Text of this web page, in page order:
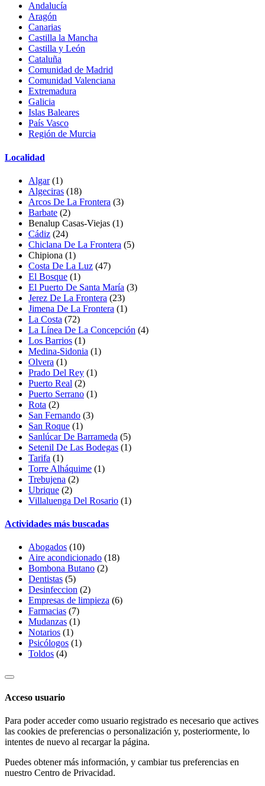
Andalucía
Aragón
Canarias
Castilla la Mancha
Castilla y León
Cataluña
Comunidad de Madrid
Comunidad Valenciana
Extremadura
Galicia
Islas Baleares
País Vasco
Región de Murcia
Localidad
Algar(1)
Algeciras (18)
Arcos De La Frontera (3)
Barbate (2)
Benalup Casas-Viejas (1)
Cádiz (24)
Chiclana De La Frontera (5)
Chipiona (1)
Costa De La Luz (47)
El Bosque (1)
El Puerto De Santa María (3)
Jerez De La Frontera (23)
Jimena De La Frontera (1)
La Costa (72)
La Línea De La Concepción (4)
Los Barrios (1)
Medina-Sidonia (1)
Olvera (1)
Prado Del Rey (1)
Puerto Real (2)
Puerto Serrano (1)
Rota (2)
San Fernando (3)
San Roque (1)
Sanlúcar De Barrameda (5)
Setenil De Las Bodegas (1)
Tarifa (1)
Torre Alháquime (1)
Trebujena (2)
Ubrique (2)
Villaluenga Del Rosario (1)
Actividades más buscadas
Abogados (10)
Aire acondicionado (18)
Bombona Butano (2)
Dentistas (5)
Desinfeccion (2)
Empresas de limpieza (6)
Farmacias (7)
Mudanzas (1)
Notarios (1)
Psicólogos (1)
Toldos (4)
Acceso usuario
Para poder acceder como usuario registrado es necesario que actives
las cookies de preferencias o personalización y, posteriormente, lo
intentes de nuevo al recargar la página.
Puedes obtener más información, y cambiar tus preferencias en
nuestro Centro de Privacidad.